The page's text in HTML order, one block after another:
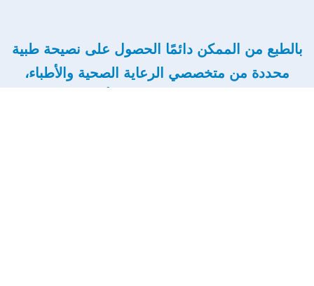
بالطبع من الممكن دائمًا الحصول على نصيحة طبية
محددة من متخصصي الرعاية الصحية والأطباء،